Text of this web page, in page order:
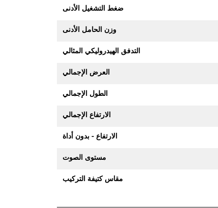
ضغط التشغيل الأدنى
وزن الحامل الأدنى
التدفق الهيدروليكي المثالي
العرض الإجمالي
الطول الإجمالي
الارتفاع الإجمالي
الارتفاع - بدون أداة
مستوى الصوت
مقاس كتيفة التركيب